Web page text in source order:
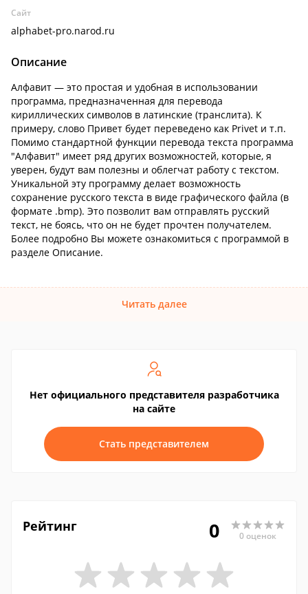
Сайт
alphabet-pro.narod.ru
Описание
Алфавит — это простая и удобная в использовании
программа, предназначенная для перевода
кириллических символов в латинские (транслита). К
примеру, слово Привет будет переведено как Privet и т.п.
Помимо стандартной функции перевода текста программа
"Алфавит" имеет ряд других возможностей, которые, я
уверен, будут вам полезны и облегчат работу с текстом.
Уникальной эту программу делает возможность
сохранение русского текста в виде графического файла (в
формате .bmp). Это позволит вам отправлять русский
текст, не боясь, что он не будет прочтен получателем.
Более подробно Вы можете ознакомиться с программой в
разделе Описание.
Читать далее
Нет официального представителя разработчика
на сайте
Стать представителем
Рейтинг 0 0 оценок